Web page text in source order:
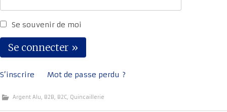
Se souvenir de moi
S’inscrire Mot de passe perdu ?
Argent Alu, B2B, B2C, Quincaillerie